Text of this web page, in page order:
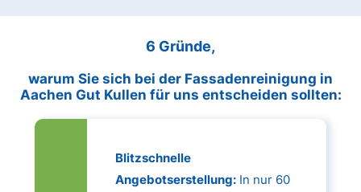
6 Gründe,
warum Sie sich bei der Fassadenreinigung in
Aachen Gut Kullen für uns entscheiden sollten:
Blitzschnelle
Angebotserstellung:In nur 60